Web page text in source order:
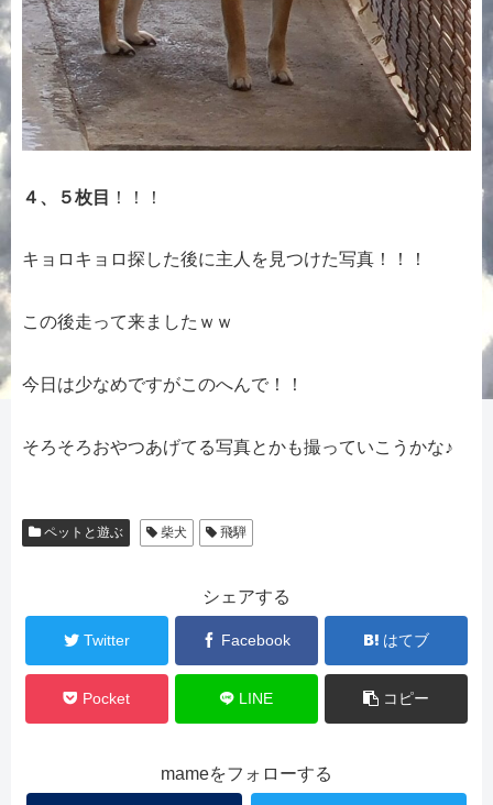
４、５枚目 ！！！
キョロキョロ探した後に主人を見つけた写真！！！
この後走って来ましたｗｗ
今日は少なめですがこのへんで！！
そろそろおやつあげてる写真とかも撮っていこうかな♪
ペットと遊ぶ 柴犬 飛騨
シェアする
Twitter Facebook はてブ
Pocket LINE コピー
mameをフォローする